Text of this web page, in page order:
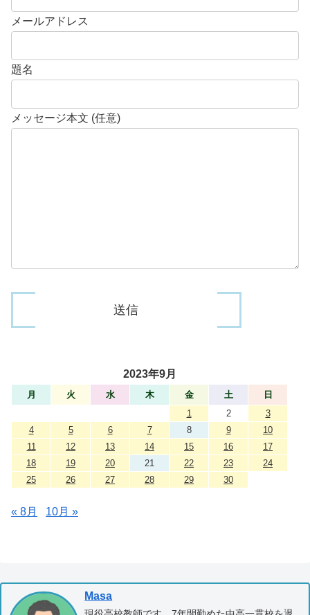
メールアドレス
題名
メッセージ本文 (任意)
2023年9月
月 火 水 木 金 土
日
1
2
3
4
5 6 7 8 9
10
11
12 13 14 15 16
17
18
19 20 21 22 23
24
25
26 27 28 29 30
« 8月 10月 »
Masa